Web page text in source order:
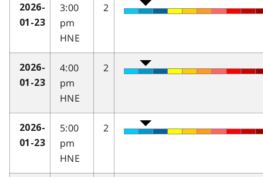
2026-
01-23
3:00
pm
HNE
2
2026-
01-23
4:00
pm
HNE
2
2026-
01-23
5:00
pm
HNE
2